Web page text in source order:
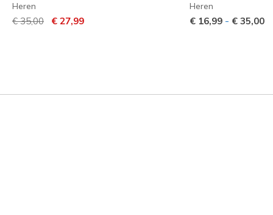
Heren
Prijs verlaagd van
€ 35,00 naar
€ 27,99
Heren
€ 16,99 - € 35,00